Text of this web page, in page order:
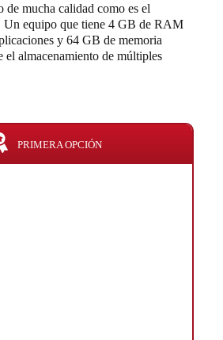
de mucha calidad como es el
Un equipo que tiene 4 GB de RAM
y 64 GB de memoria
el almacenamiento de múltiples
PRIMERA OPCIÓN